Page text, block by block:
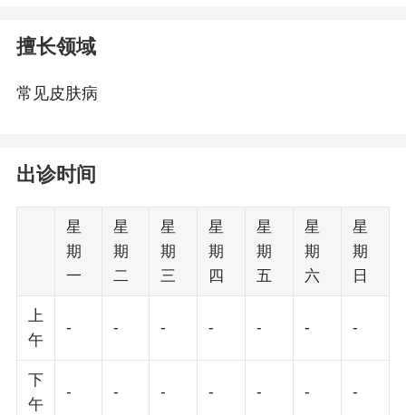
擅长领域
常见皮肤病
出诊时间
星
期
一
星
期
二
星
期
三
星
期
四
星
期
五
星
期
六
星
期
日
上
午
- - - - - - -
下
午
- - - - - - -